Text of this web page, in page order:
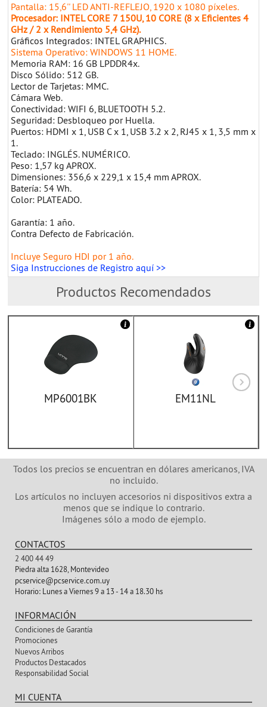
Pantalla: 15,6'' LED ANTI-REFLEJO, 1920 x 1080 píxeles.
Procesador: INTEL CORE 7 150U, 10 CORE (8 x Eficientes 4
GHz / 2 x Rendimiento 5,4 GHz).
Gráficos Integrados: INTEL GRAPHICS.
Sistema Operativo: WINDOWS 11 HOME.
Memoria RAM: 16 GB LPDDR4x.
Disco Sólido: 512 GB.
Lector de Tarjetas: MMC.
Cámara Web.
Conectividad: WIFI 6, BLUETOOTH 5.2.
Seguridad: Desbloqueo por Huella.
Puertos: HDMI x 1, USB C x 1, USB 3.2 x 2, RJ45 x 1, 3,5 mm x
1.
Teclado: INGLÉS. NUMÉRICO.
Peso: 1,57 kg APROX.
Dimensiones: 356,6 x 229,1 x 15,4 mm APROX.
Batería: 54 Wh.
Color: PLATEADO.
Garantía: 1 año.
Contra Defecto de Fabricación.
Incluye Seguro HDI por 1 año.
Siga Instrucciones de Registro aquí >>
Productos Recomendados
MP6001BK EM11NL
Todos los precios se encuentran en dólares americanos, IVA
no incluido.
Los artículos no incluyen accesorios ni dispositivos extra a
menos que se indique lo contrario.
Imágenes sólo a modo de ejemplo.
CONTACTOS
2 400 44 49
Piedra alta 1628, Montevideo
pcservice@pcservice.com.uy
Horario:Lunes a Viernes 9 a 13 - 14 a 18.30 hs
INFORMACIÓN
Condiciones de Garantía
Promociones
Nuevos Arribos
Productos Destacados
Responsabilidad Social
MI CUENTA